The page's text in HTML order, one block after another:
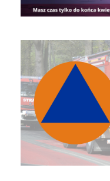
Obrona Cywilna